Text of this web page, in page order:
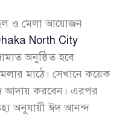
ও মেলা আয়োজন
North City
অনুষ্ঠিত হবে
মাঠে। সেখানে কয়েক
আদায় করবেন। এরপর
অনুযায়ী ঈদ আনন্দ